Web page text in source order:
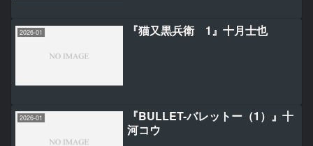
2026-01 『猫又黒兵衛 1』十月士也
2026-01
『BULLET-バレットー（1）』十
河コウ